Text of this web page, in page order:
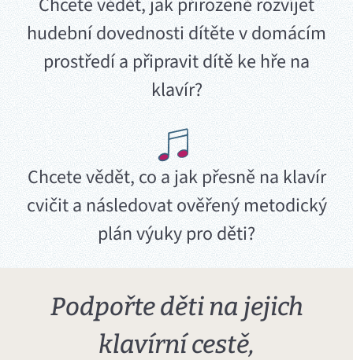
hudební dovednosti dítěte v domácím
prostředí a připravit dítě ke hře na
klavír?
Chcete vědět, co a jak přesně na klavír
cvičit a následovat ověřený metodický
plán výuky pro děti?
Podpořte děti na jejich
klavírní cestě,